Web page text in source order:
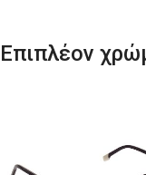
Επιπλέον